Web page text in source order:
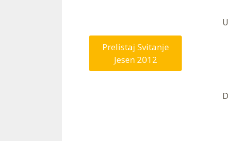
Prelistaj Svitanje
Jesen 2012